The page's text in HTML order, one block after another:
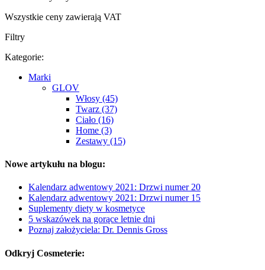
Wszystkie ceny zawierają VAT
Filtry
Kategorie:
Marki
GLOV
Włosy (45)
Twarz (37)
Ciało (16)
Home (3)
Zestawy (15)
Nowe artykułu na blogu:
Kalendarz adwentowy 2021: Drzwi numer 20
Kalendarz adwentowy 2021: Drzwi numer 15
Suplementy diety w kosmetyce
5 wskazówek na gorące letnie dni
Poznaj założyciela: Dr. Dennis Gross
Odkryj Cosmeterie: